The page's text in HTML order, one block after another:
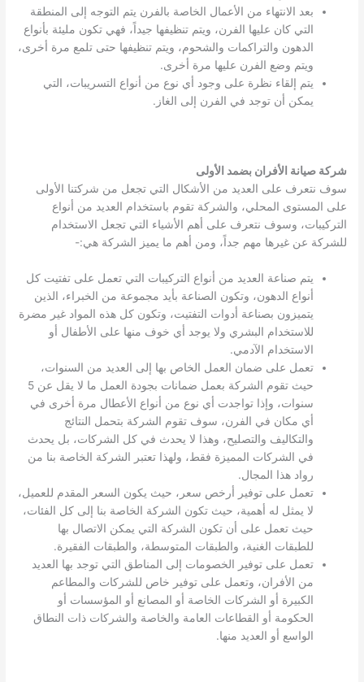
بعد الانتهاء من الأعمال الخاصة بالفرن يتم التوجه إلى المنطقة
التي كان عليها الفرن، ويتم تنظيفها جيداً، فهي تكون مليئة بأنواع
الدهون والتراكمات والشحوم، ويتم تنظيفها حتى تلمع مرة أخرى،
ويتم وضع الفرن عليها مرة أخرى.
يتم إلقاء نظرة على وجود أي نوع من أنواع التسريبات، التي
يمكن أن توجد في الفرن إلى الغاز.
شركة صيانة الأفران بضمد الأولى
سوف نتعرف على العديد من الأشكال التي تجعل من شركتنا الأولى
على المستوى المحلي، والشركة تقوم باستخدام العديد من أنواع
التركيبات، وسوف نتعرف على أهم الأشياء التي تجعل الاستخدام
للشركة عن غيرها مهم جداً، ومن أهم ما يميز الشركة هي:-
يتم صناعة العديد من أنواع التركيبات التي تعمل على تفتيت كل
أنواع الدهون، وتكون الصناعة بأيد مجموعة من الخبراء، الذين
يتميزون بصناعة أدوات التفتيت، وتكون كل هذه المواد غير مضرة
للاستخدام البشري ولا يوجد أي خوف منها على الأطفال أو
الاستخدام الآدمي.
تعمل على ضمان العمل الخاص بها إلى العديد من السنوات،
حيث تقوم الشركة بعمل ضمانات بجودة العمل ما لا يقل عن 5
سنوات، وإذا تواجدت أي نوع من أنواع الأعطال مرة أخرى في
أي مكان في الفرن، سوف تقوم الشركة بتحمل النتائج
والتكاليف والتصليح، وهذا لا يحدث في كل الشركات، بل يحدث
في الشركات المميزة فقط، ولهذا تعتبر الشركة الخاصة بنا من
رواد هذا المجال.
تعمل على توفير أرخص سعر، حيث يكون السعر المقدم للعميل،
لا يمثل له أهمية، حيث تكون الشركة الخاصة بنا إلى كل الفئات،
حيث تعمل على أن تكون الشركة التي يمكن الاتصال بها
للطبقات الغنية، والطبقات المتوسطة، والطبقات الفقيرة.
تعمل على توفير الخصومات إلى المناطق التي توجد بها العديد
من الأفران، وتعمل على توفير خاص للشركات والمطاعم
الكبيرة أو الشركات الخاصة أو المصانع أو المؤسسات أو
الحكومة أو القطاعات العامة والخاصة والشركات ذات النطاق
الواسع أو العديد منها.